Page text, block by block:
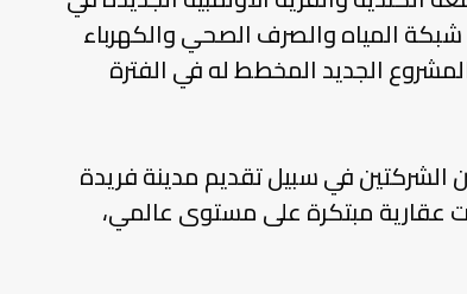
مثل شبكة المياه والصرف الصحي والكهرباء
الجديد المخطط له في الفترة
الشركتين في سبيل تقديم مدينة فريدة
عقارية مبتكرة على مستوى عالمي،